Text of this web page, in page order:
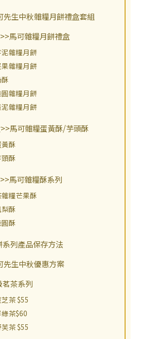
先生中秋雜糧月餅禮盒套組
馬可雜糧月餅禮盒
雜糧月餅
雜糧月餅
雜糧月餅
雜糧月餅
馬可雜糧蛋黃酥/芋頭酥
酥
酥
馬可雜糧酥系列
糧芒果酥
酥
酥
系列產品保存方法
先生中秋優惠方案
茗茶系列
茶 $55
茶$60
茶 $55